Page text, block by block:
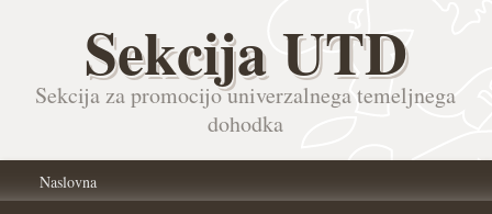
Sekcija UTD
Sekcija za promocijo univerzalnega temeljnega
dohodka
Naslovna